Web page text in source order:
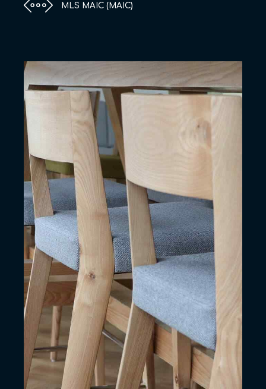
MLS MAIC (MAIC)